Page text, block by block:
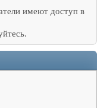
имеют доступ в